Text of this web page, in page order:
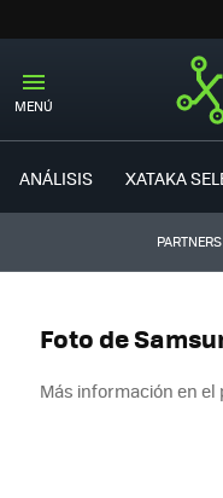
MENÚ
ANÁLISIS XATAKA
PARTNERS
Foto de
Más información en el